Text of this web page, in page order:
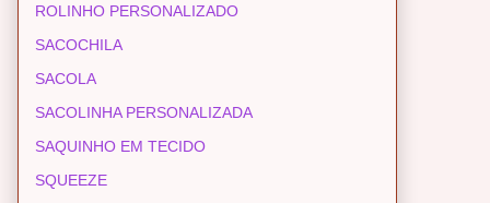
ROLINHO PERSONALIZADO
SACOCHILA
SACOLA
SACOLINHA PERSONALIZADA
SAQUINHO EM TECIDO
SQUEEZE